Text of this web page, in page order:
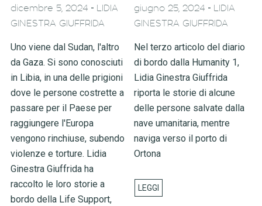
dicembre 5, 2024 - LIDIA
GINESTRA GIUFFRIDA
Uno viene dal Sudan, l'altro
da Gaza. Si sono conosciuti
in Libia, in una delle prigioni
dove le persone costrette a
passare per il Paese per
raggiungere l'Europa
vengono rinchiuse, subendo
violenze e torture. Lidia
Ginestra Giuffrida ha
raccolto le loro storie a
bordo della Life Support,
giugno 25, 2024 - LIDIA
GINESTRA GIUFFRIDA
Nel terzo articolo del diario
di bordo dalla Humanity 1,
Lidia Ginestra Giuffrida
riporta le storie di alcune
delle persone salvate dalla
nave umanitaria, mentre
naviga verso il porto di
Ortona